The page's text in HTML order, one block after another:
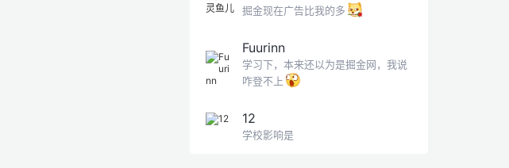
掘金现在广告比我的多
Fuurinn
学习下，本来还以为是掘金网，我说
咋登不上
12
学校影响是